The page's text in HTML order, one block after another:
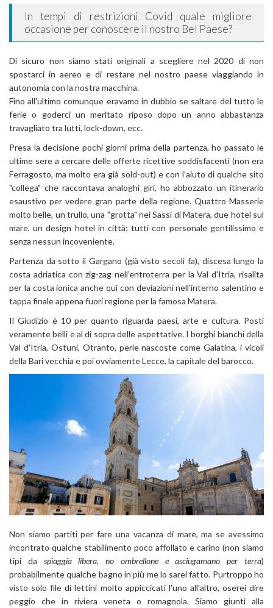
In tempi di restrizioni Covid quale migliore
occasione per conoscere il nostro Bel Paese?
Di sicuro non siamo stati originali a scegliere nel 2020 di non
spostarci in aereo e di restare nel nostro paese viaggiando in
autonomia con la nostra macchina.
Fino all'ultimo comunque eravamo in dubbio se saltare del tutto le
ferie o goderci un meritato riposo dopo un anno abbastanza
travagliato tra lutti, lock-down, ecc.
Presa la decisione pochi giorni prima della partenza, ho passato le
ultime sere a cercare delle offerte ricettive soddisfacenti (non era
Ferragosto, ma molto era già sold-out) e con l'aiuto di qualche sito
"collega" che raccontava analoghi giri, ho abbozzato un itinerario
esaustivo per vedere gran parte della regione. Quattro Masserie
molto belle, un trullo, una "grotta" nei Sassi di Matera, due hotel sul
mare, un design hotel in città; tutti con personale gentilissimo e
senza nessun incoveniente.
Partenza da sotto il Gargano (già visto secoli fa), discesa lungo la
costa adriatica con zig-zag nell'entroterra per la Val d'Itria, risalita
per la costa ionica anche qui con deviazioni nell'interno salentino e
tappa finale appena fuori regione per la famosa Matera.
Il Giudizio è 10 per quanto riguarda paesi, arte e cultura. Posti
veramente belli e al di sopra delle aspettative. I borghi bianchi della
Val d'Itria, Ostuni, Otranto, perle nascoste come Galatina, i vicoli
della Bari vecchia e poi ovviamente Lecce, la capitale del barocco.
Non siamo partiti per fare una vacanza di mare, ma se avessimo
incontrato qualche stabilimento poco affollato e carino (non siamo
tipi da spiaggia libera, no ombrellone e asciugamano per terra)
probabilmente qualche bagno in più me lo sarei fatto. Purtroppo ho
visto solo file di lettini molto appiccicati l'uno all'altro, oserei dire
peggio che in riviera veneta o romagnola. Siamo giunti alla